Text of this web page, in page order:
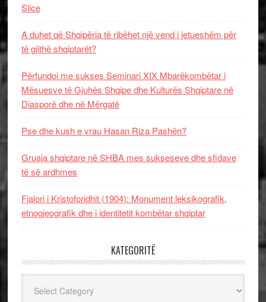
Slice
A duhet që Shqipëria të ribëhet një vend i jetueshëm për
të gjithë shqiptarët?
Përfundoi me sukses Seminari XIX Mbarëkombëtar i
Mësuesve të Gjuhës Shqipe dhe Kulturës Shqiptare në
Diasporë dhe në Mërgatë
Pse dhe kush e vrau Hasan Riza Pashën?
Gruaja shqiptare në SHBA mes sukseseve dhe sfidave
të së ardhmes
Fjalori i Kristoforidhit (1904): Monument leksikografik,
etnogjeografik dhe i identitetit kombëtar shqiptar
KATEGORITË